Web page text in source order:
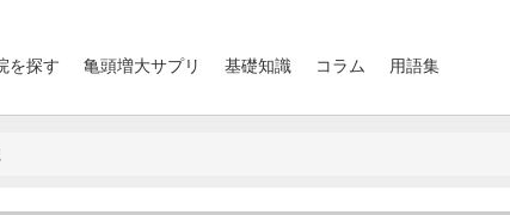
を探す 亀頭増大サプリ 基礎知識 コラム 用語集